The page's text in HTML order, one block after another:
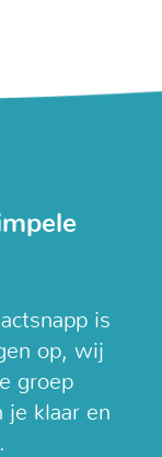
is
op, wij
groep
je klaar en